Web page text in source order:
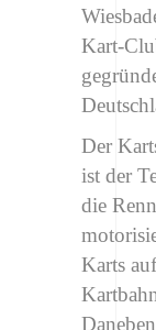
Kart-
Der
ist der
die
Karts